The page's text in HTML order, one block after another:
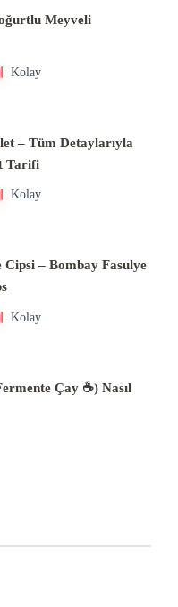
Meyveli
Kolay
– Tüm Detaylarıyla
Tarifi
Kolay
Cipsi – Bombay Fasulye
Kolay
Çay ☕) Nasıl